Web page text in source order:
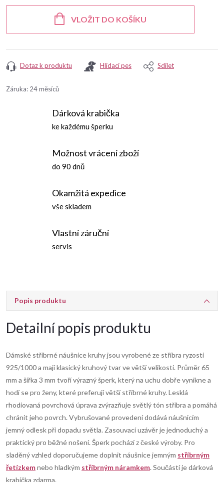
VLOŽIT DO KOŠÍKU
Dotaz k produktu Hlídací pes Sdílet
Záruka: 24 měsíců
Dárková krabička
ke každému šperku
Možnost vrácení zboží
do 90 dnů
Okamžitá expedice
vše skladem
Vlastní záruční
servis
Popis produktu
Detailní popis produktu
Dámské stříbrné náušnice kruhy jsou vyrobené ze stříbra ryzosti
925/1000 a mají klasický kruhový tvar ve větší velikosti. Průměr 65
mm a šířka 3 mm tvoří výrazný šperk, který na uchu dobře vynikne a
hodí se pro ženy, které preferují větší stříbrné kruhy. Lesklá
rhodiovaná povrchová úprava zvýrazňuje světlý tón stříbra a pomáhá
chránit jeho povrch. Vybrušované provedení dodává náušnicím
jemný odlesk při dopadu světla. Zasouvací uzávěr je jednoduchý a
praktický pro běžné nošení. Šperk pochází z české výroby. Pro
sladěný vzhled doporučujeme doplnit náušnice jemným stříbrným
řetízkemnebo hladkým stříbrným náramkem. Součástí je dárková
krabička zdarma.